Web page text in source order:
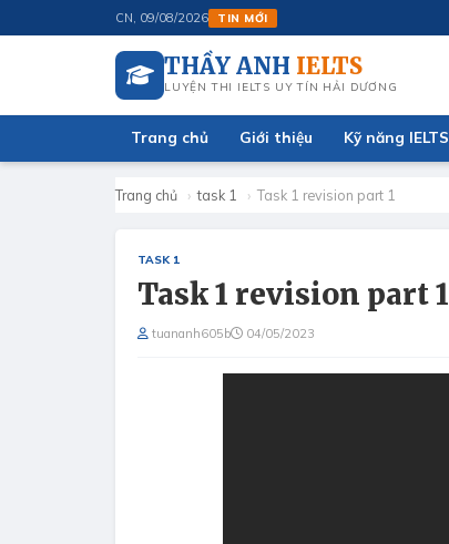
CN, 09/08/2026 TIN MỚI
với AI miễn phí
THẦY ANH IELTS
LUYỆN THI IELTS UY TÍN HẢI DƯƠNG
Trang chủ Giới thiệu Kỹ năng IELTS
Trang chủ › task 1 › Task 1 revision part 1
TASK 1
Task 1 revision part 1
tuananh605b 04/05/2023